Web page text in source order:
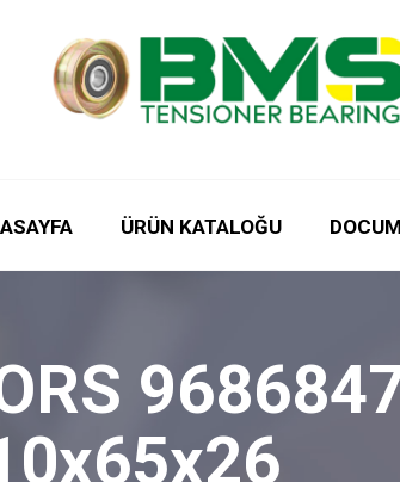
ÜRÜN KATALOĞU